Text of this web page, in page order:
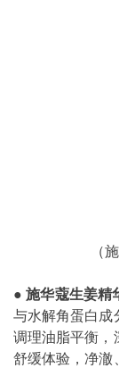
（
●施华蔻生姜精
与水解角蛋白成
调理油脂平衡，
舒缓体验，净澈